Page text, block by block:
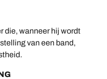
die, wanneer hij wordt
van een band,